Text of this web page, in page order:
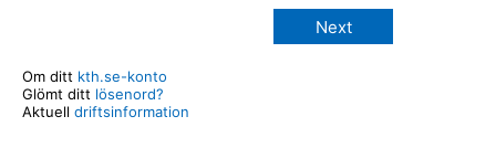
Next
Om ditt kth.se-konto
Glömt ditt lösenord?
Aktuell driftsinformation